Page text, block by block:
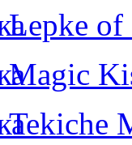
Lepke of
Magic
Tekiche